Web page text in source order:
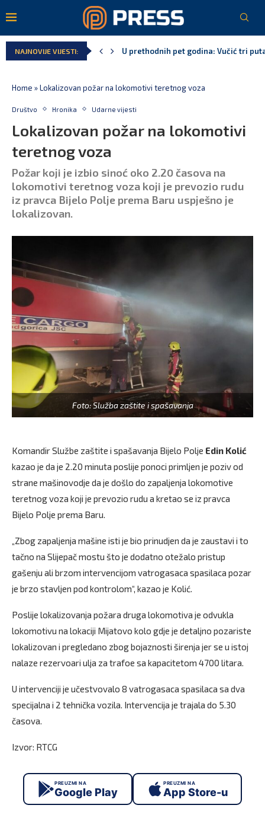
NAJNOVIJE VIJESTI:
U prethodnih pet godina: Vučić tri
Home »Lokalizovan požar na lokomotivi teretnog voza
Društvo Hronika Udarne vijesti
Lokalizovan požar na lokomotivi
teretnog voza
Požar koji je izbio sinoć oko 2.20 časova na
lokomotivi teretnog voza koji je prevozio rudu
iz pravca Bijelo Polje prema Baru uspješno je
lokalizovan.
Foto: Služba zaštite i spašavanja
Komandir Službe zaštite i spašavanja Bijelo Polje Edin Kolić
kazao je da je 2.20 minuta poslije ponoci primljen je poziv od
strane mašinovodje da je došlo do zapaljenja lokomotive
teretnog voza koji je prevozio rudu a kretao se iz pravca
Bijelo Polje prema Baru.
„Zbog zapaljenja mašine isti je bio prinudjen da je zaustavi i to
tačno na Slijepač mostu što je dodatno otežalo pristup
gašenju ali brzom intervencijom vatrogasaca spasilaca pozar
je brzo stavljen pod kontrolom“, kazao je Kolić.
Poslije lokalizovanja požara druga lokomotiva je odvukla
lokomotivu na lokaciji Mijatovo kolo gdje je detaljno pozariste
lokalizovan i pregledano zbog bojaznosti širenja jer se u istoj
nalaze rezervoari ulja za trafoe sa kapacitetom 4700 litara.
U intervenciji je učestvovalo 8 vatrogasaca spasilaca sa dva
specijalna i 2 tehnička vozila. Intervencija je trajala do 5.30
časova.
Izvor: RTCG
PREUZMI NA
Google Play
PREUZMI NA
App Store-u